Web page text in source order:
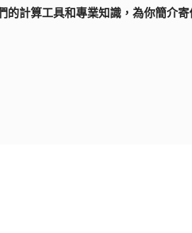
的計算工具和專業知識，為你簡介